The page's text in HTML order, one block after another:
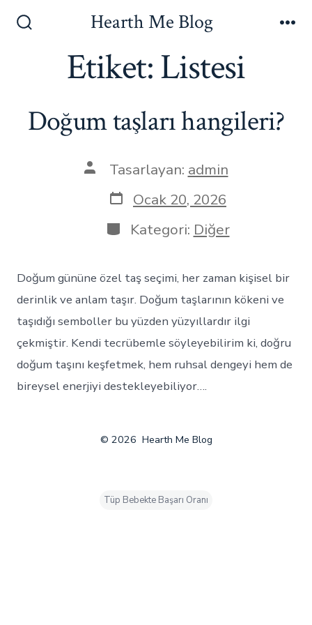
atla
Çubuğunu
Göster/Gizle
Hearth Me Blog
Etiket:Listesi
Doğum taşları hangileri?
YazınınTasarlayan: admin
Yazı
tarihi
Ocak 20, 2026
Kategoriler
Kategori: Diğer
Doğum gününe özel taş seçimi, her zaman kişisel bir
derinlik ve anlam taşır. Doğum taşlarının kökeni ve
taşıdığı semboller bu yüzden yüzyıllardır ilgi
çekmiştir. Kendi tecrübemle söyleyebilirim ki, doğru
doğum taşını keşfetmek, hem ruhsal dengeyi hem de
bireysel enerjiyi destekleyebiliyor….
© 2026 Hearth Me Blog
Tüp Bebekte Başarı Oranı